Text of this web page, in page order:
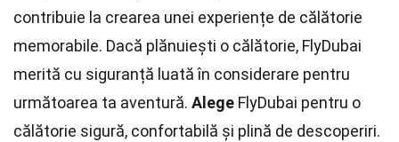
contribuie la crearea unei experiențe de călătorie
memorabile. Dacă plănuiești o călătorie, FlyDubai
merită cu siguranță luată în considerare pentru
următoarea ta aventură. Alege FlyDubai pentru o
călătorie sigură, confortabilă și plină de descoperiri.